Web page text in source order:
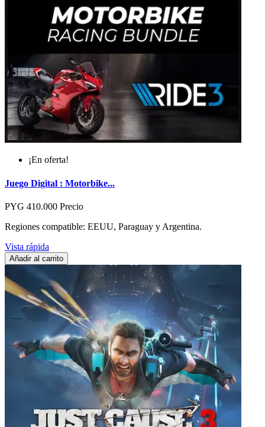
¡En oferta!
Juego Digital : Motorbike...
PYG 410.000 Precio
Regiones compatible: EEUU, Paraguay y Argentina.
Vista rápida
Añadir al carrito